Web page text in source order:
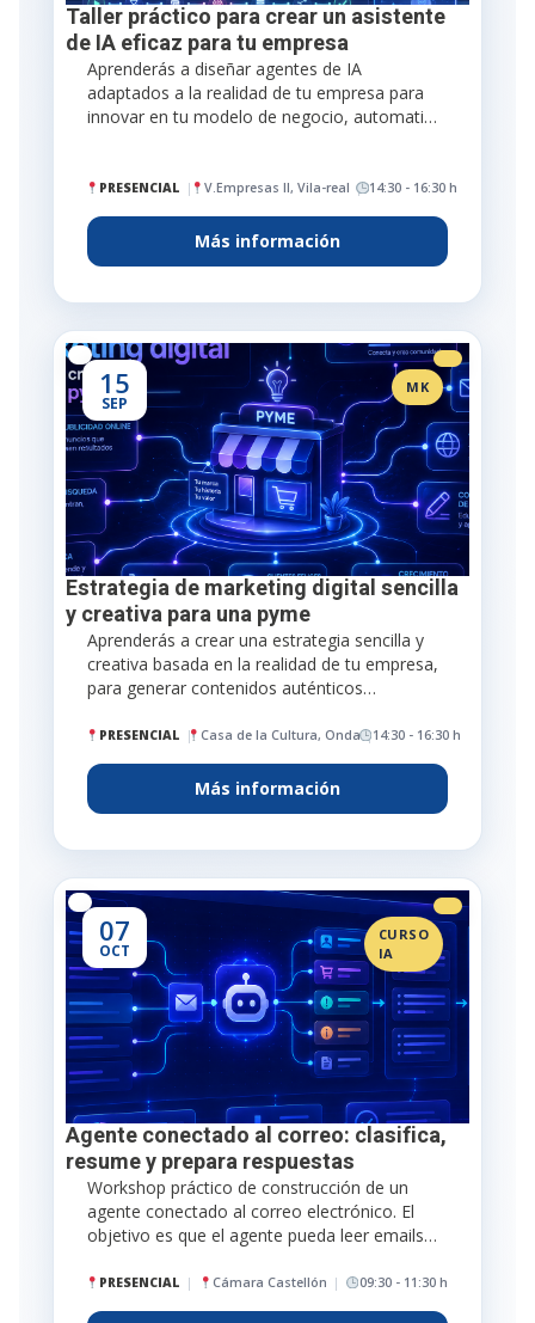
Taller práctico para crear un asistente
de IA eficaz para tu empresa
Aprenderás a diseñar agentes de IA
adaptados a la realidad de tu empresa para
innovar en tu modelo de negocio, automati…
PRESENCIAL V.Empresas II, Vila-real 14:30 - 16:30 h
Más información
15
SEP
MK
Estrategia de marketing digital sencilla
y creativa para una pyme
Aprenderás a crear una estrategia sencilla y
creativa basada en la realidad de tu empresa,
para generar contenidos auténticos…
PRESENCIAL Casa de la Cultura, Onda 14:30 - 16:30 h
Más información
07
OCT
CURSO
IA
Agente conectado al correo: clasifica,
resume y prepara respuestas
Workshop práctico de construcción de un
agente conectado al correo electrónico. El
objetivo es que el agente pueda leer emails…
PRESENCIAL Cámara Castellón 09:30 - 11:30 h